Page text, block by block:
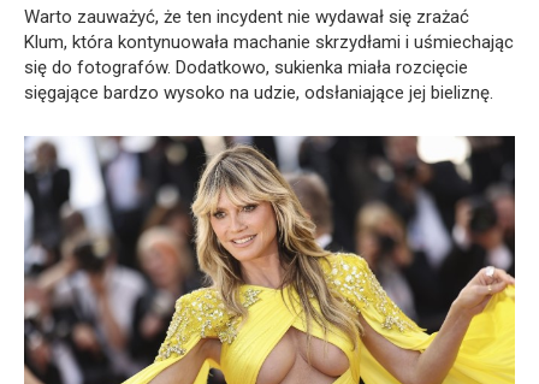
Warto zauważyć, że ten incydent nie wydawał się zrażać
Klum, która kontynuowała machanie skrzydłami i uśmiechając
się do fotografów. Dodatkowo, sukienka miała rozcięcie
sięgające bardzo wysoko na udzie, odsłaniające jej bieliznę.